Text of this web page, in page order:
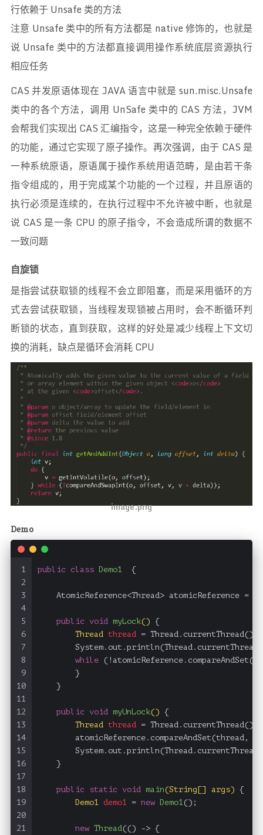
行依赖于 Unsafe 类的方法
注意 Unsafe 类中的所有方法都是 native 修饰的，也就是
说 Unsafe 类中的方法都直接调用操作系统底层资源执行
相应任务
CAS 并发原语体现在 JAVA 语言中就是 sun.misc.Unsafe
类中的各个方法，调用 UnSafe 类中的 CAS 方法，JVM
会帮我们实现出 CAS 汇编指令，这是一种完全依赖于硬件
的功能，通过它实现了原子操作。再次强调，由于 CAS 是
一种系统原语，原语属于操作系统用语范畴，是由若干条
指令组成的，用于完成某个功能的一个过程，并且原语的
执行必须是连续的，在执行过程中不允许被中断，也就是
说 CAS 是一条 CPU 的原子指令，不会造成所谓的数据不
一致问题
自旋锁
是指尝试获取锁的线程不会立即阻塞，而是采用循环的方
式去尝试获取锁，当线程发现锁被占用时，会不断循环判
断锁的状态，直到获取，这样的好处是减少线程上下文切
换的消耗，缺点是循环会消耗 CPU
image.png
Demo
1
2
3
4
5
6
7
8
9
10
11
12
13
14
15
16
17
18
19
20
21
public class Demo1
  {
    AtomicReference<Thread> atomicReference =
public void myLock() {
Thread thread = Thread.currentThread();
while (!atomicReference.compareAndSet(
        }
    }
public void myUnLock() {
Thread thread = Thread.currentThread();
        atomicReference.compareAndSet(thread,
    }
public static void main(String[] args) {
Demo1 demo1 = new Demo1 ();
new Thread(() -> {